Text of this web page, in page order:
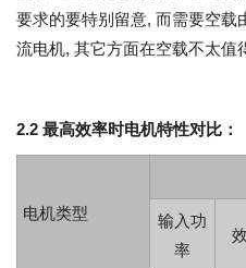
要求的要特别留意, 而需要空载
流电机, 其它方面在空载不太值
2.2 最高效率时电机特性对比：
电机类型
输入功
率